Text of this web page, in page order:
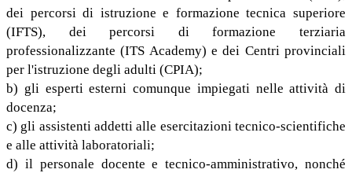
dei percorsi di istruzione e formazione tecnica superiore
(IFTS), dei percorsi di formazione terziaria
professionalizzante (ITS Academy) e dei Centri provinciali
per l'istruzione degli adulti (CPIA);
b) gli esperti esterni comunque impiegati nelle attività di
docenza;
c) gli assistenti addetti alle esercitazioni tecnico-scientifiche
e alle attività laboratoriali;
d) il personale docente e tecnico-amministrativo, nonché